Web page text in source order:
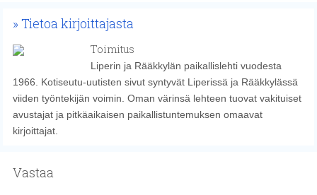
Tietoa kirjoittajasta
Toimitus
Liperin ja Rääkkylän paikallislehti vuodesta
1966. Kotiseutu-uutisten sivut syntyvät Liperissä ja Rääkkylässä
viiden työntekijän voimin. Oman värinsä lehteen tuovat vakituiset
avustajat ja pitkäaikaisen paikallistuntemuksen omaavat
kirjoittajat.
Vastaa